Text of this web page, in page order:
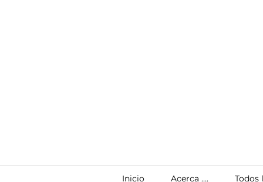
Inicio Acerca …. Todos